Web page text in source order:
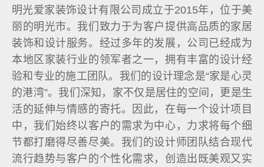
明光爱家装饰设计有限公司成立于2015年，位于美
丽的明光市。我们致力于为客户提供高品质的家居
装饰和设计服务。经过多年的发展，公司已经成为
本地区家装行业的领军者之一，拥有丰富的设计经
验和专业的施工团队。我们的设计理念是“家是心灵
的港湾”。我们深知，家不仅是居住的空间，更是生
活的延伸与情感的寄托。因此，在每一个设计项目
中，我们始终以客户的需求为中心，力求将每个细
节都打磨得尽善尽美。我们的设计师团队结合现代
流行趋势与客户的个性化需求，创造出既美观又实